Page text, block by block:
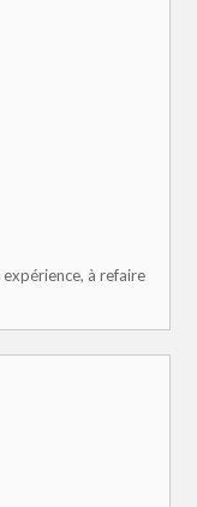
à refaire